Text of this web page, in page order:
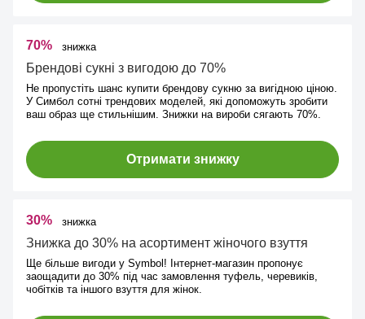
70% знижка
Брендові сукні з вигодою до 70%
Не пропустіть шанс купити брендову сукню за вигідною ціною.
У Симбол сотні трендових моделей, які допоможуть зробити
ваш образ ще стильнішим. Знижки на вироби сягають 70%.
Отримати знижку
30% знижка
Знижка до 30% на асортимент жіночого взуття
Ще більше вигоди у Symbol! Інтернет-магазин пропонує
заощадити до 30% під час замовлення туфель, черевиків,
чобітків та іншого взуття для жінок.